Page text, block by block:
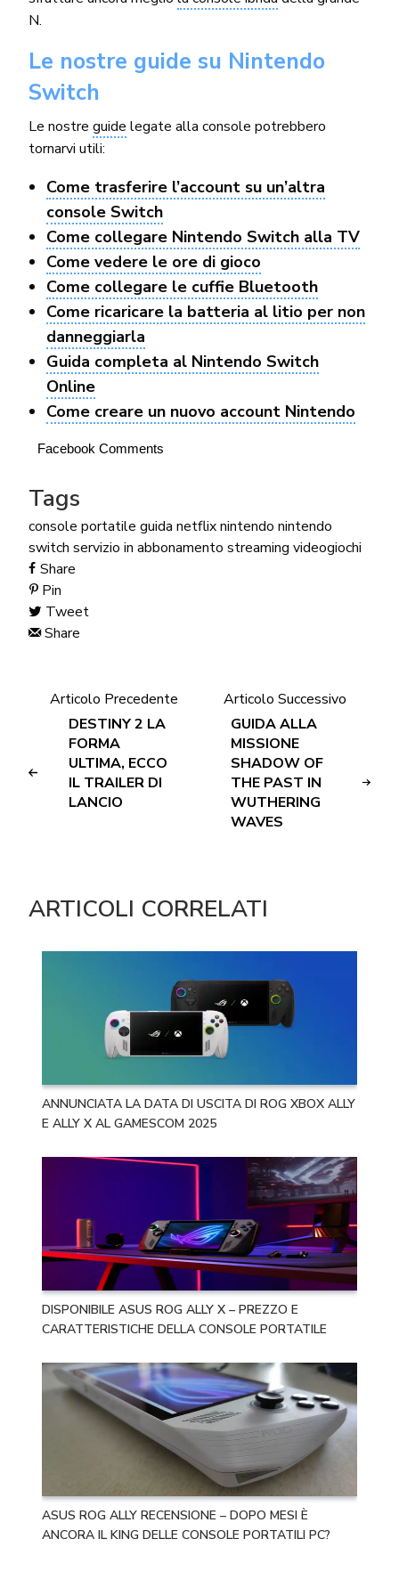
N.
Le nostre guide su Nintendo
Switch
Le nostre guide legate alla console potrebbero
tornarvi utili:
Come trasferire l’account su un’altra
console Switch
Come collegare Nintendo Switch alla TV
Come vedere le ore di gioco
Come collegare le cuffie Bluetooth
Come ricaricare la batteria al litio per non
danneggiarla
Guida completa al Nintendo Switch
Online
Come creare un nuovo account Nintendo
Facebook Comments
Tags
console portatile guida netflixnintendo nintendo
switch servizio in abbonamento streaming videogiochi
Share
Pin
Tweet
Share
Articolo Precedente
DESTINY 2 LA
FORMA
ULTIMA, ECCO
IL TRAILER DI
LANCIO
Articolo Successivo
GUIDA ALLA
MISSIONE
SHADOW OF
THE PAST IN
WUTHERING
WAVES
ARTICOLI CORRELATI
ANNUNCIATA LA DATA DI USCITA DI ROG XBOX ALLY
E ALLY X AL GAMESCOM 2025
DISPONIBILE ASUS ROG ALLY X – PREZZO E
CARATTERISTICHE DELLA CONSOLE PORTATILE
ASUS ROG ALLY RECENSIONE – DOPO MESI È
ANCORA IL KING DELLE CONSOLE PORTATILI PC?